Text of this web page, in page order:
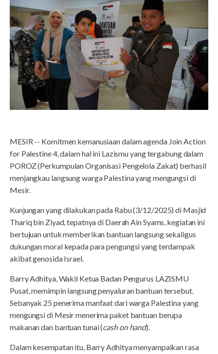
MESIR -- Komitmen kemanusiaan dalam agenda Join Action
for Palestine 4, dalam hal ini Lazismu yang tergabung dalam
POROZ (Perkumpulan Organisasi Pengelola Zakat) berhasil
menjangkau langsung warga Palestina yang mengungsi di
Mesir.
Kunjungan yang dilakukan pada Rabu (3/12/2025) di Masjid
Thariq bin Ziyad, tepatnya di Daerah Ain Syams, kegiatan ini
bertujuan untuk memberikan bantuan langsung sekaligus
dukungan moral kepada para pengungsi yang terdampak
akibat genosida Israel.
Barry Adhitya, Wakil Ketua Badan Pengurus LAZISMU
Pusat, memimpin langsung penyaluran bantuan tersebut.
Sebanyak 25 penerima manfaat dari warga Palestina yang
mengungsi di Mesir menerima paket bantuan berupa
makanan dan bantuan tunai (cash on hand).
Dalam kesempatan itu, Barry Adhitya menyampaikan rasa